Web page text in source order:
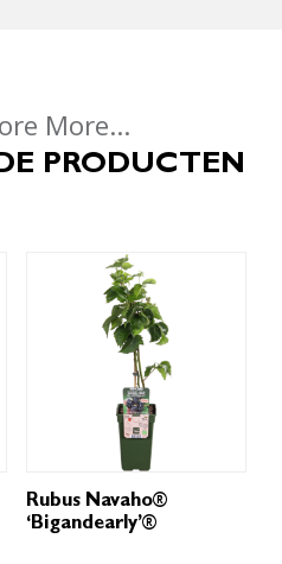
More...
PRODUCTEN
Rubus Navaho®
‘Bigandearly’®